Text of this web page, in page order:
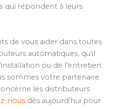
qui répondent à leurs
de vous aider dans toutes
automatiques, qu’il
ou de l’entretien.
sommes votre partenaire
les distributeurs
nous dès aujourd’hui pour